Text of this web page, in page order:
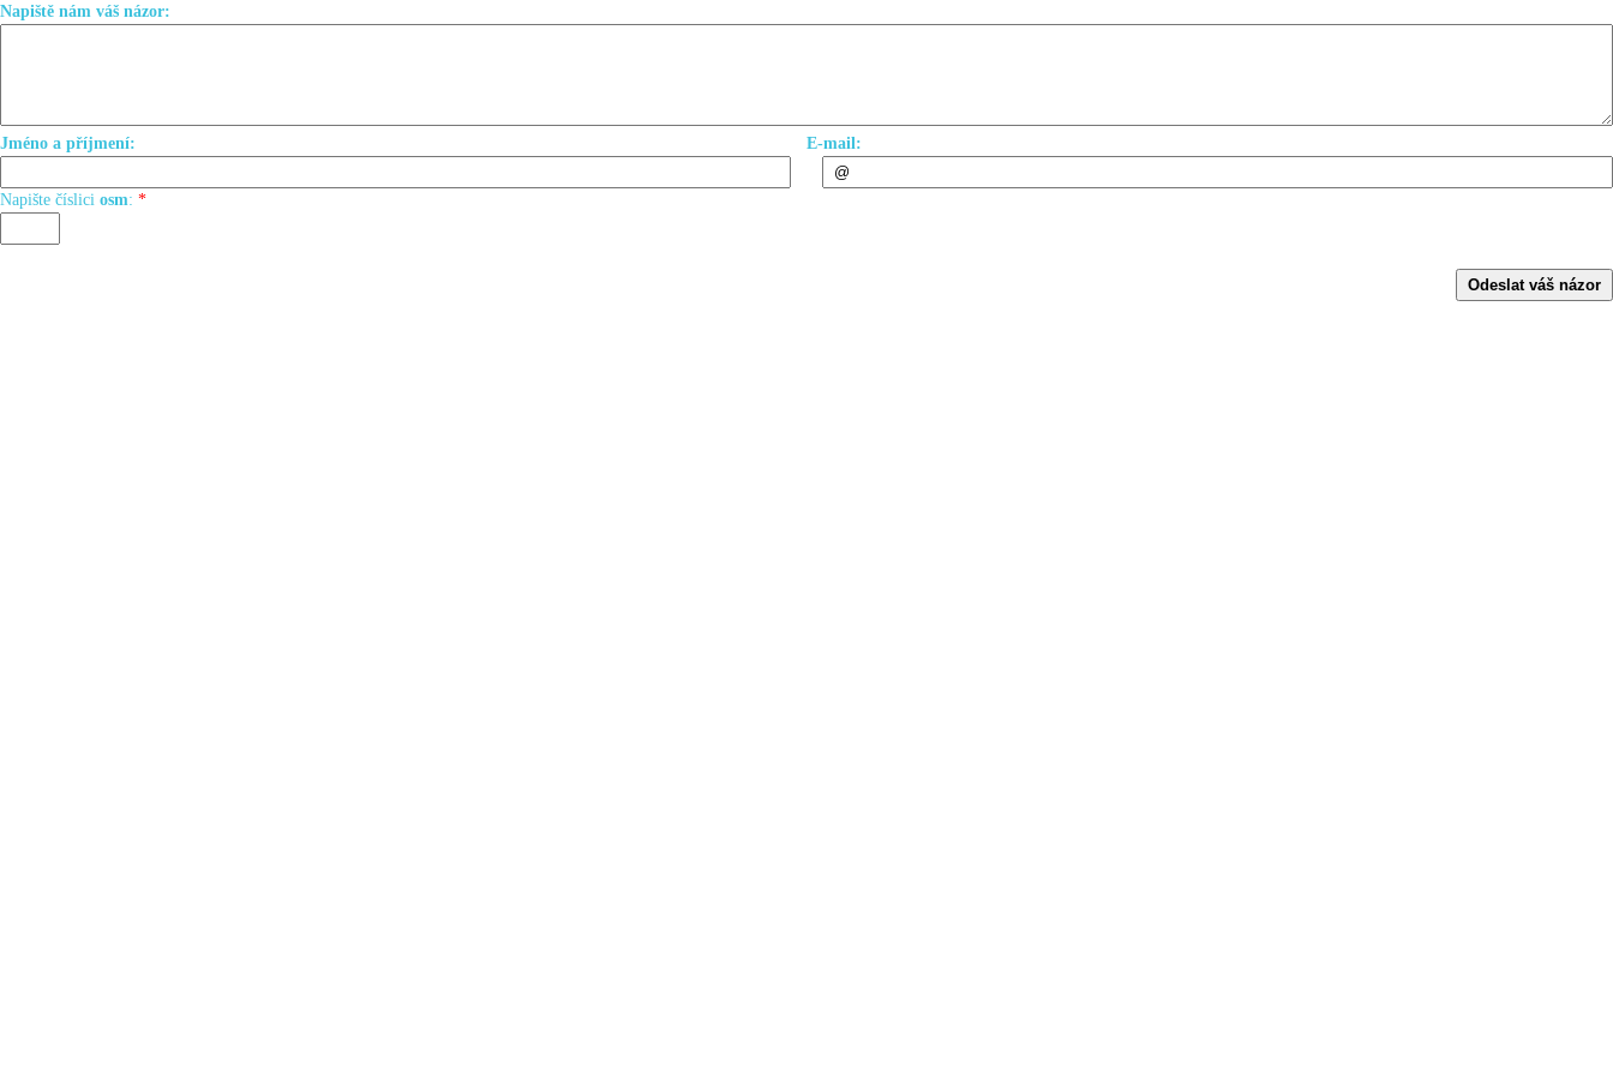
Napiště nám váš názor:
Jméno a příjmení: E-mail:
Napište číslici osm: *